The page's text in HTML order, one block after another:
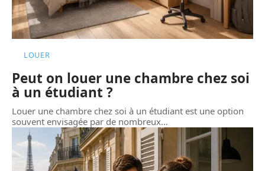
LOUER
Peut on louer une chambre chez soi
à un étudiant ?
Louer une chambre chez soi à un étudiant est une option
souvent envisagée par de nombreux…